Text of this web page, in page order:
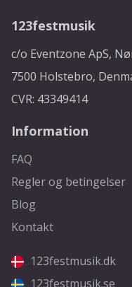
123festmusik
c/o Eventzone ApS,
7500 Holstebro,
CVR: 43349414
Information
FAQ
Regler og betingelser
Blog
Kontakt
123festmusik.dk
123festmusik.se